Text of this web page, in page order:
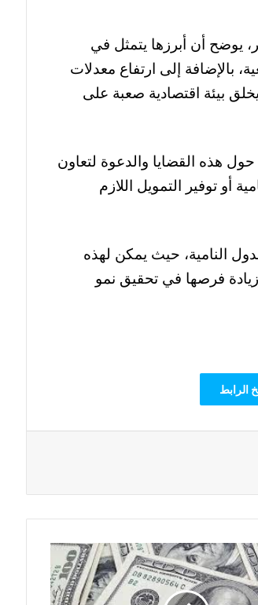
يوضح أن أبرزها يتمثل في
بالإضافة إلى ارتفاع معدلات
بيئة اقتصادية صعبة على
هذه القضايا والدعوة لتعاون
أو توفير التمويل اللازم
النامية، حيث يمكن لهذه
فرصها في تحقيق نمو
الرابط